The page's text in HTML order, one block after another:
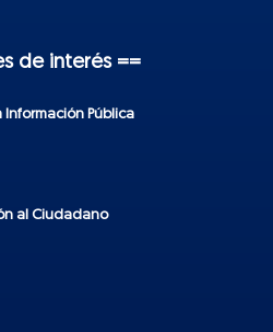
de interés ==
Información Pública
al Ciudadano